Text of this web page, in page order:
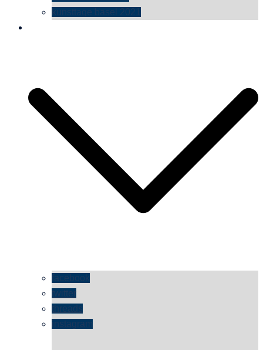
kunsttage basel 2021
facebook
twitter
threads
instagram